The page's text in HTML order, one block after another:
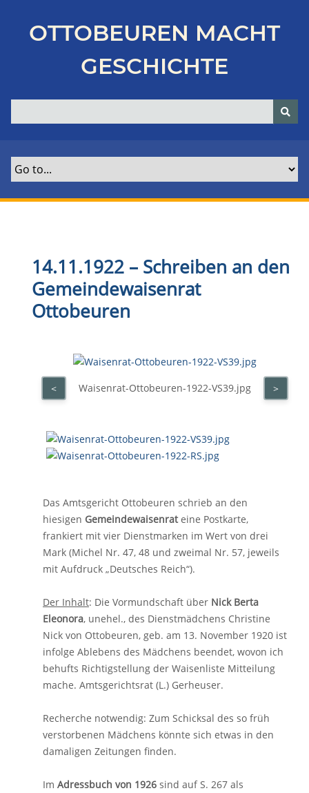
p
OTTOBEUREN MACHT
GESCHICHTE
14.11.1922 – Schreiben an den
Gemeindewaisenrat
Ottobeuren
Waisenrat-Ottobeuren-1922-VS39.jpg
< >
Das Amtsgericht Ottobeuren schrieb an den
hiesigen Gemeindewaisenrateine Postkarte,
frankiert mit vier Dienstmarken im Wert von drei
Mark (Michel Nr. 47, 48 und zweimal Nr. 57, jeweils
mit Aufdruck „Deutsches Reich“).
Der Inhalt: Die Vormundschaft über Nick Berta
Eleonora, unehel., des Dienstmädchens Christine
Nick von Ottobeuren, geb. am 13. November 1920 ist
infolge Ablebens des Mädchens beendet, wovon ich
behufts Richtigstellung der Waisenliste Mitteilung
mache. Amtsgerichtsrat (L.) Gerheuser.
Recherche notwendig: Zum Schicksal des so früh
verstorbenen Mädchens könnte sich etwas in den
damaligen Zeitungen finden.
Im Adressbuch von 1926 sind auf S. 267 als